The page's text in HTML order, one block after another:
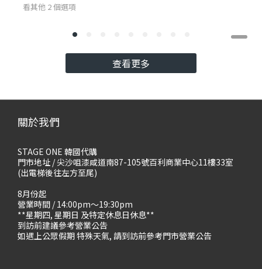
看其他 2 個選項
查看更多
關於我們
STAGE ONE 韓國代購
門市地址 / 尖沙咀漆咸道南87-105號百利商業中心11樓33室
(出電梯後往左方至尾)
8月份起
營業時間 / 14:00pm～19:30pm
**星期四, 星期日 及特定休息日休息**
到訪前建議參考營業公告
如遇上公眾假期 特殊天氣, 請到訪前參考門市營業公告